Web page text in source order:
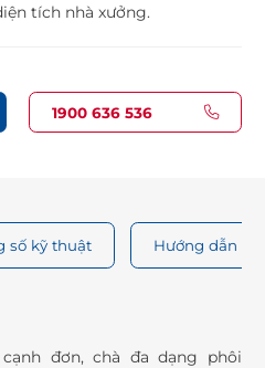
tích nhà xưởng.
1900 636 536
số kỹ thuật Hướng dẫn sử
đơn, chà đa dạng phôi